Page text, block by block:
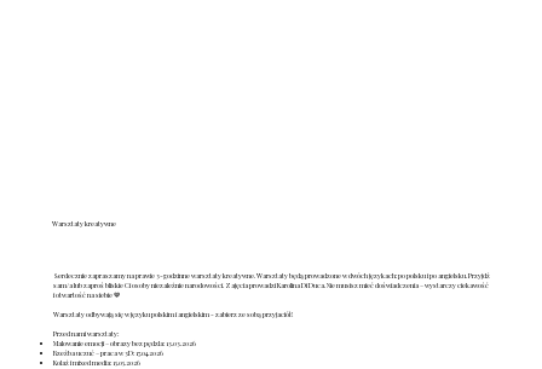
Warsztaty kreatywne
Serdecznie zapraszamy na prawie 3-godzinne warsztaty kreatywne. Warsztaty będą prowadzone w dwóch językach: po polsku i po angielsku. Przyjdź
sam/a lub zaproś bliskie Ci osoby niezależnie narodowości. Zajęcia prowadzi Karolina Di Duca. Nie musisz mieć doświadczenia – wystarczy ciekawość
i otwartość na siebie 💙
Warsztaty odbywają się w języku polskim i angielskim - zabierz ze sobą przyjaciół!
Przed nami warsztaty:
Malowanie emocji – obrazy bez pędzla: 13.03.2026
Rzeźba uczuć – praca w 3D: 17.04.2026
Kolaż i mixed media: 15.05.2026